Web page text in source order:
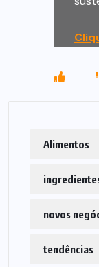
Alimentos
novos
tendências